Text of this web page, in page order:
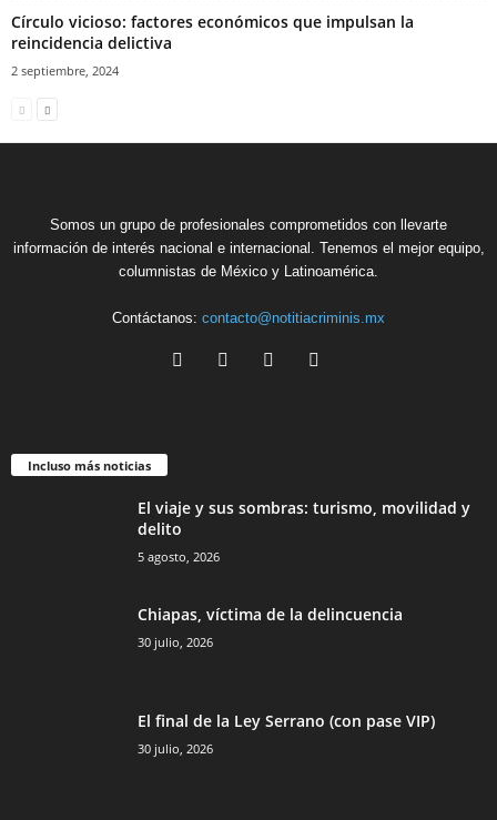
Círculo vicioso: factores económicos que impulsan la
reincidencia delictiva
2 septiembre, 2024
Somos un grupo de profesionales comprometidos con llevarte
información de interés nacional e internacional. Tenemos el mejor equipo,
columnistas de México y Latinoamérica.
Contáctanos: contacto@notitiacriminis.mx
Incluso más noticias
El viaje y sus sombras: turismo, movilidad y
delito
5 agosto, 2026
Chiapas, víctima de la delincuencia
30 julio, 2026
El final de la Ley Serrano (con pase VIP)
30 julio, 2026